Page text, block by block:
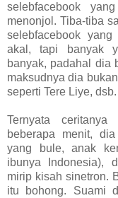
selebfacebook
menonjol. Tiba-tiba
selebfacebook
akal, tapi banyak
banyak, padahal dia
maksudnya dia
seperti Tere Liye, dsb.
Ternyata
beberapa menit,
yang bule, anak
ibunya Indonesia),
mirip kisah sinetron.
itu bohong. Suami